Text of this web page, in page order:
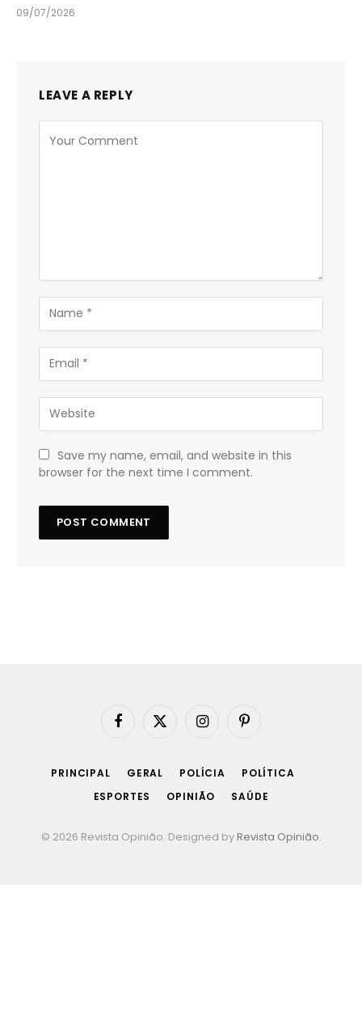
09/07/2026
LEAVE A REPLY
Save my name, email, and website in this
browser for the next time I comment.
Facebook
X
InstagramPinterest
PRINCIPAL GERAL POLÍCIA
POLÍTICA
ESPORTES
OPINIÃO SAÚDE
© 2026 Revista Opinião. Designed by Revista Opinião.